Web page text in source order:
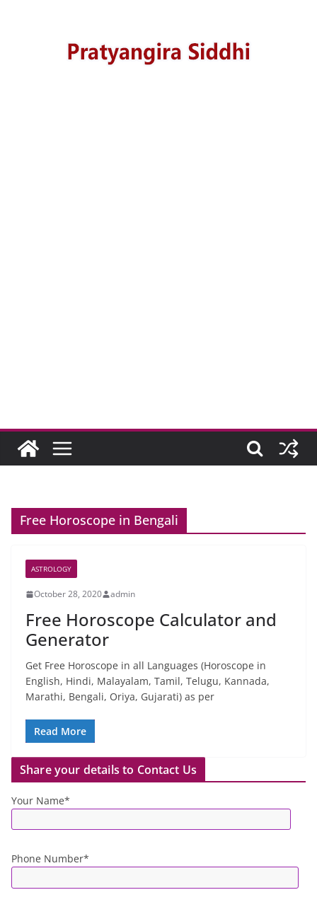
Free Horoscope in Bengali
ASTROLOGY
October 28, 2020 admin
Free Horoscope Calculator and
Generator
Get Free Horoscope in all Languages (Horoscope in
English, Hindi, Malayalam, Tamil, Telugu, Kannada,
Marathi, Bengali, Oriya, Gujarati) as per
Read More
Share your details to Contact Us
Your Name*
Phone Number*